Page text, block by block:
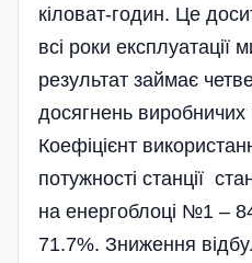
кіловат-годин. Це
всі роки експлуатації
результат займає
досягнень виробничих
Коефіцієнт
потужності станції
на енергоблоці №1 –
71.7%. Зниження